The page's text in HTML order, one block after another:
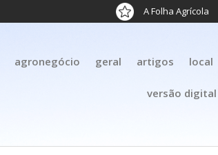
A Folha Agrícola
agronegócio geral artigos local
versão digital